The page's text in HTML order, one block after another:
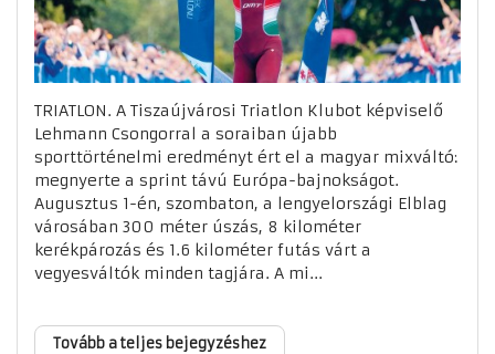
TRIATLON. A Tiszaújvárosi Triatlon Klubot képviselő
Lehmann Csongorral a soraiban újabb
sporttörténelmi eredményt ért el a magyar mixváltó:
megnyerte a sprint távú Európa-bajnokságot.
Augusztus 1-én, szombaton, a lengyelországi Elblag
városában 300 méter úszás, 8 kilométer
kerékpározás és 1.6 kilométer futás várt a
vegyesváltók minden tagjára. A mi...
Tovább a teljes bejegyzéshez